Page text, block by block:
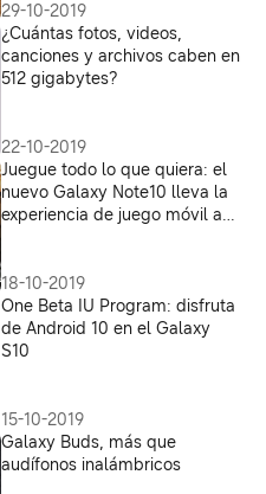
29-10-2019
¿Cuántas fotos, videos,
canciones y archivos caben en
512 gigabytes?
22-10-2019
Juegue todo lo que quiera: el
nuevo Galaxy Note10 lleva la
experiencia de juego móvil a
18-10-2019
One Beta IU Program: disfruta
de Android 10 en el Galaxy
S10
15-10-2019
Galaxy Buds, más que
audífonos inalámbricos